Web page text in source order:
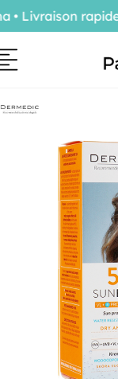
rapide